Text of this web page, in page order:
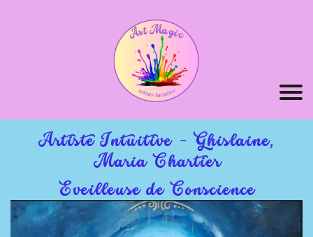
Artiste Intuitive - Ghislaine,
Maria Chartier
Eveilleuse de Conscience